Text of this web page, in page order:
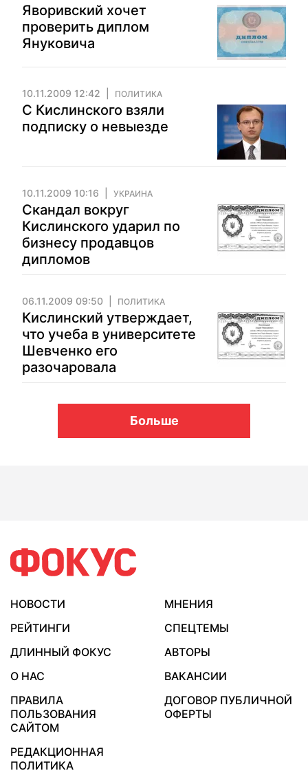
Яворивский хочет
проверить диплом
Януковича
10.11.2009 12:42 ПОЛИТИКА
С Кислинского взяли
подписку о невыезде
10.11.2009 10:16 УКРАИНА
Скандал вокруг
Кислинского ударил по
бизнесу продавцов
дипломов
06.11.2009 09:50 ПОЛИТИКА
Кислинский утверждает,
что учеба в университете
Шевченко его
разочаровала
Больше
НОВОСТИ
МНЕНИЯ
РЕЙТИНГИ
СПЕЦТЕМЫ
ДЛИННЫЙ ФОКУС
АВТОРЫ
О НАС
ВАКАНСИИ
ПРАВИЛА
ПОЛЬЗОВАНИЯ
САЙТОМ
ДОГОВОР ПУБЛИЧНОЙ
ОФЕРТЫ
РЕДАКЦИОННАЯ
ПОЛИТИКА